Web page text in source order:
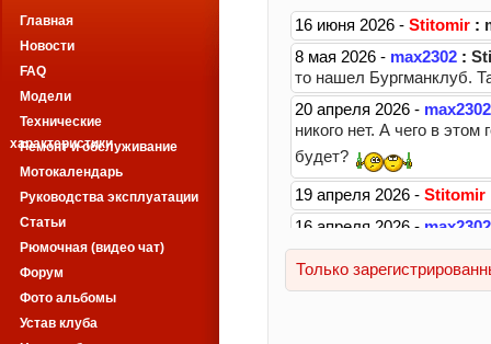
Главная
Новости
FAQ
Модели
Технические
характеристики
Ремонт и обслуживание
Мотокалендарь
Руководства эксплуатации
Статьи
Рюмочная (видео чат)
Форум
Фото альбомы
Устав клуба